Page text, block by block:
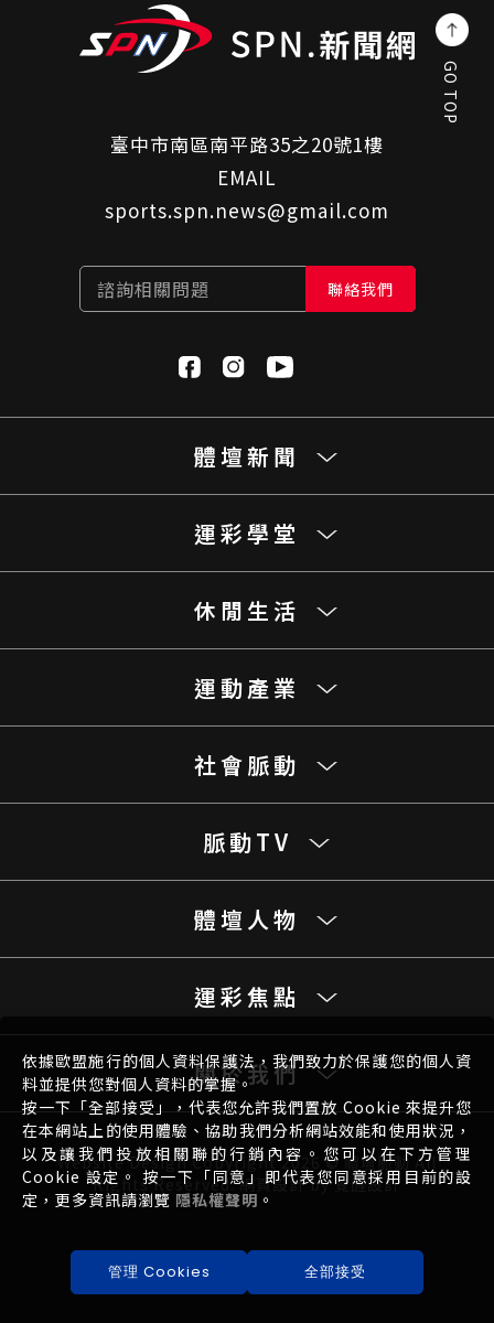
臺中市南區南平路35之20號1樓
EMAIL
sports.spn.news@gmail.com
諮詢相關問題 聯絡我們
體壇新聞
運彩學堂
休閒生活
運動產業
社會脈動
脈動TV
體壇人物
運彩焦點
關於我們
Website DesignCopyright 2026 © 體壇脈動 All
Rights Reserved.網頁設計by覺醒設計
GO TOP
依據歐盟施行的個人資料保護法，我們致力於保護您的個人資
料並提供您對個人資料的掌握。
按一下「全部接受」，代表您允許我們置放 Cookie 來提升您
在本網站上的使用體驗、協助我們分析網站效能和使用狀況，
以及讓我們投放相關聯的行銷內容。您可以在下方管理
Cookie 設定。 按一下「同意」即代表您同意採用目前的設
定，更多資訊請瀏覽 隱私權聲明 。
管理 Cookies 全部接受